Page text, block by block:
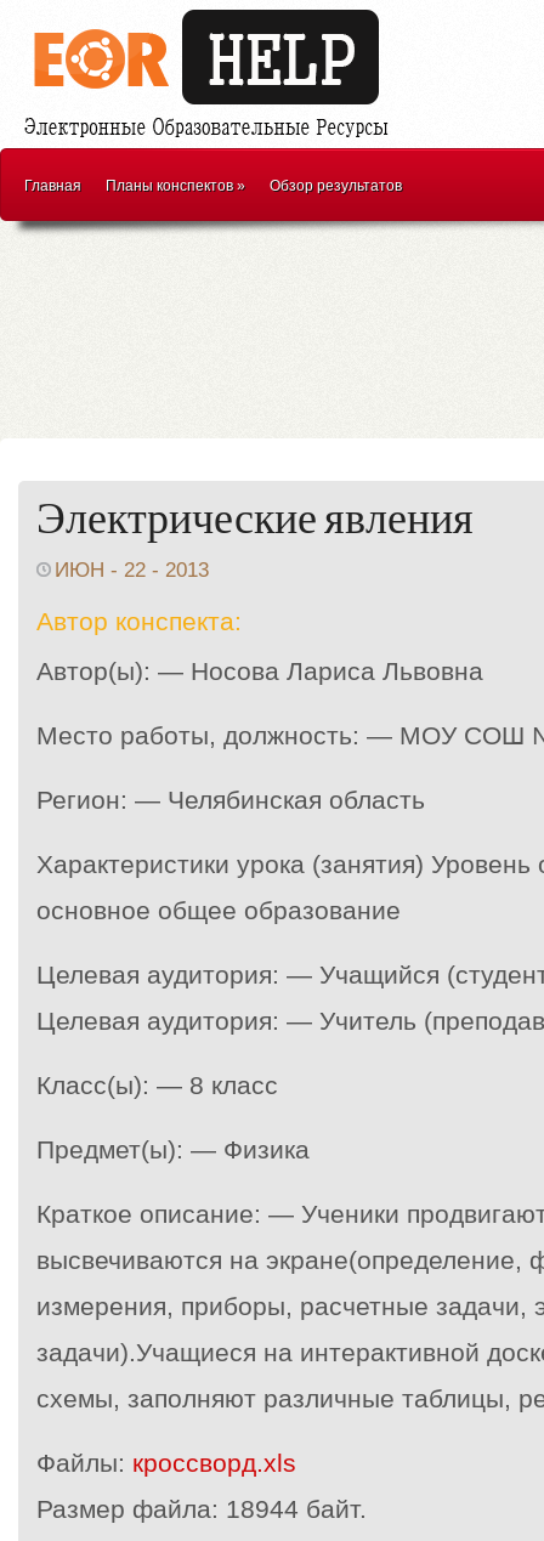
Главная Планы конспектов» Обзор результатов
Электрические явления
ИЮН - 22 - 2013
Автор конспекта:
Автор(ы): — Носова Лариса Львовна
Место работы, должность: — МОУ СОШ
Регион: — Челябинская область
Характеристики урока (занятия)
основное общее образование
Целевая аудитория: — Учащийся
Целевая аудитория: — Учитель
Класс(ы): — 8 класс
Предмет(ы): — Физика
Краткое описание: — Ученики
высвечиваются на
измерения, приборы, расчетные задачи,
задачи).Учащиеся на интерактивной
схемы, заполняют различные таблицы,
Файлы: кроссворд.xls
Размер файла: 18944 байт.